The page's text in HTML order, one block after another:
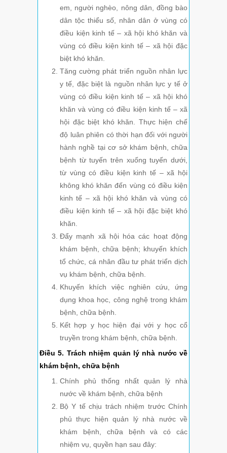
em, người nghèo, nông dân, đồng bào
dân tộc thiểu số, nhân dân ở vùng có
điều kiện kinh tế – xã hội khó khăn và
vùng có điều kiện kinh tế – xã hội đặc
biệt khó khăn.
Tăng cường phát triển nguồn nhân lực
y tế, đặc biệt là nguồn nhân lực y tế ở
vùng có điều kiện kinh tế – xã hội khó
khăn và vùng có điều kiện kinh tế – xã
hội đặc biệt khó khăn. Thực hiện chế
độ luân phiên có thời hạn đối với người
hành nghề tại cơ sở khám bệnh, chữa
bệnh từ tuyến trên xuống tuyến dưới,
từ vùng có điều kiện kinh tế – xã hội
không khó khăn đến vùng có điều kiện
kinh tế – xã hội khó khăn và vùng có
điều kiện kinh tế – xã hội đặc biệt khó
khăn.
Đẩy mạnh xã hội hóa các hoạt động
khám bệnh, chữa bệnh; khuyến khích
tổ chức, cá nhân đầu tư phát triển dịch
vụ khám bệnh, chữa bệnh.
Khuyến khích việc nghiên cứu, ứng
dụng khoa học, công nghệ trong khám
bệnh, chữa bệnh.
Kết hợp y học hiện đại với y học cổ
truyền trong khám bệnh, chữa bệnh.
Điều 5. Trách nhiệm quản lý nhà nước về
khám bệnh, chữa bệnh
Chính phủ thống nhất quản lý nhà
nước về khám bệnh, chữa bệnh
Bộ Y tế chịu trách nhiệm trước Chính
phủ thực hiện quản lý nhà nước về
khám bệnh, chữa bệnh và có các
nhiệm vụ, quyền hạn sau đây: